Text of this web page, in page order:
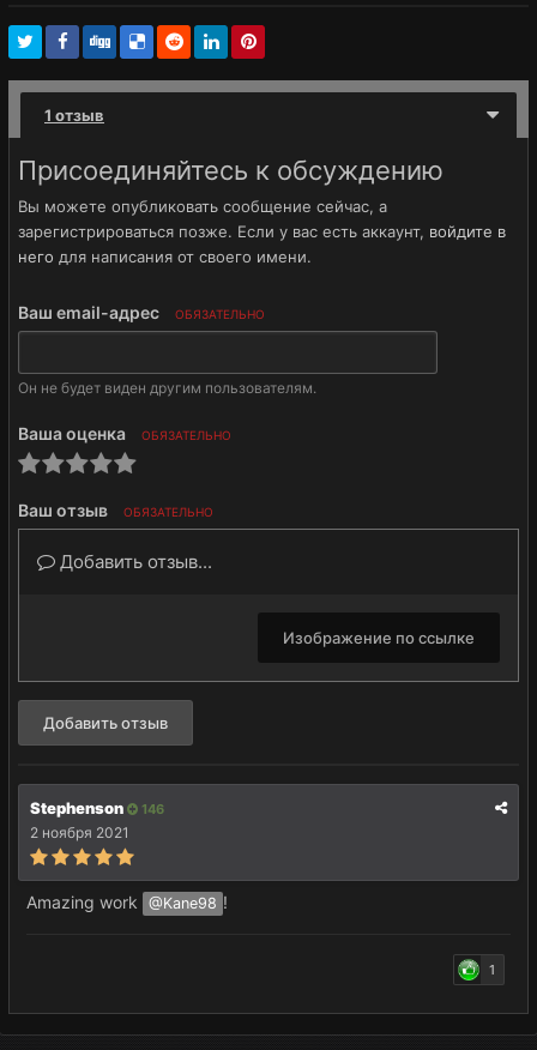
1 отзыв
Присоединяйтесь к обсуждению
Вы можете опубликовать сообщение сейчас, а
зарегистрироваться позже. Если у вас есть аккаунт, войдите в
него для написания от своего имени.
Ваш email-адрес ОБЯЗАТЕЛЬНО
Он не будет виден другим пользователям.
Ваша оценка ОБЯЗАТЕЛЬНО
Ваш отзыв ОБЯЗАТЕЛЬНО
Добавить отзыв...
Изображение по ссылке
Добавить отзыв
Stephenson 146
2 ноября 2021
Amazing work @Kane98 !
1